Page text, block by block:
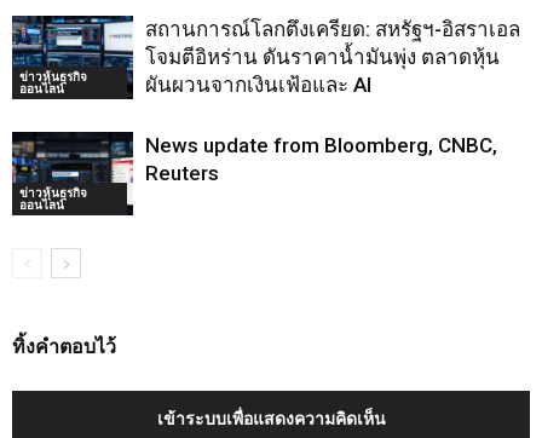
ข่าวหุ้นธุรกิจ
ออนไลน์
สถานการณ์โลกตึงเครียด: สหรัฐฯ-อิสราเอล
โจมตีอิหร่าน ดันราคาน้ำมันพุ่ง ตลาดหุ้น
ผันผวนจากเงินเฟ้อและ AI
ข่าวหุ้นธุรกิจ
ออนไลน์
News update from Bloomberg, CNBC,
Reuters
ทิ้งคำตอบไว้
เข้าระบบเพื่อแสดงความคิดเห็น